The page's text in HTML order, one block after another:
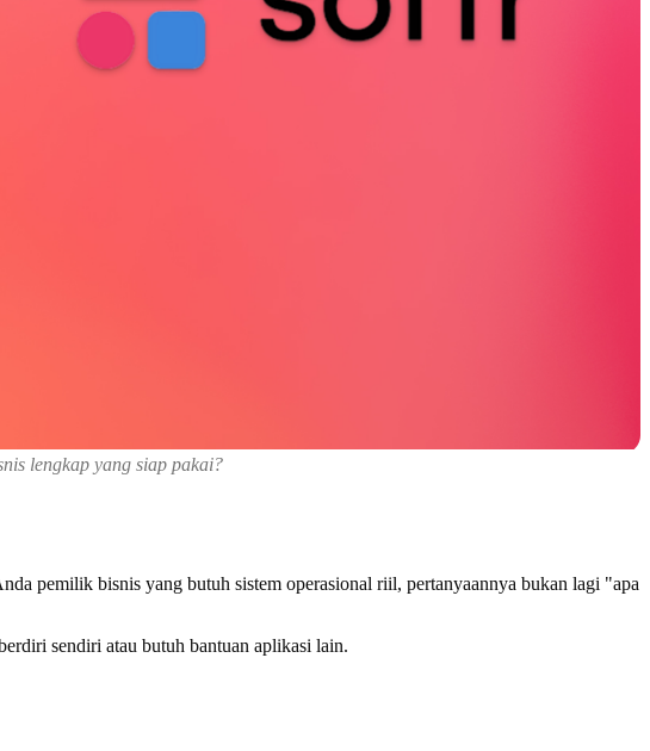
lengkap yang siap pakai?
pemilik bisnis yang butuh sistem operasional riil, pertanyaannya bukan lagi "apa
sendiri atau butuh bantuan aplikasi lain.